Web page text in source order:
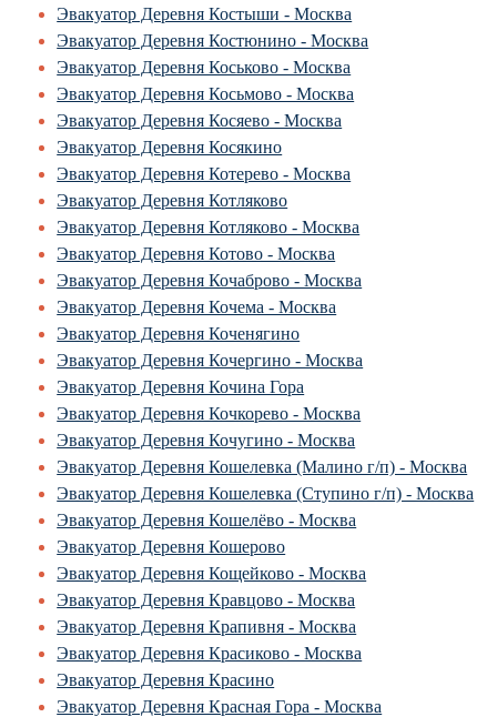
Эвакуатор Деревня Костыши - Москва
Эвакуатор Деревня Костюнино - Москва
Эвакуатор Деревня Коськово - Москва
Эвакуатор Деревня Косьмово - Москва
Эвакуатор Деревня Косяево - Москва
Эвакуатор Деревня Косякино
Эвакуатор Деревня Котерево - Москва
Эвакуатор Деревня Котляково
Эвакуатор Деревня Котляково - Москва
Эвакуатор Деревня Котово - Москва
Эвакуатор Деревня Кочаброво - Москва
Эвакуатор Деревня Кочема - Москва
Эвакуатор Деревня Коченягино
Эвакуатор Деревня Кочергино - Москва
Эвакуатор Деревня Кочина Гора
Эвакуатор Деревня Кочкорево - Москва
Эвакуатор Деревня Кочугино - Москва
Эвакуатор Деревня Кошелевка (Малино г/п) - Москва
Эвакуатор Деревня Кошелевка (Ступино г/п) - Москва
Эвакуатор Деревня Кошелёво - Москва
Эвакуатор Деревня Кошерово
Эвакуатор Деревня Кощейково - Москва
Эвакуатор Деревня Кравцово - Москва
Эвакуатор Деревня Крапивня - Москва
Эвакуатор Деревня Красиково - Москва
Эвакуатор Деревня Красино
Эвакуатор Деревня Красная Гора - Москва